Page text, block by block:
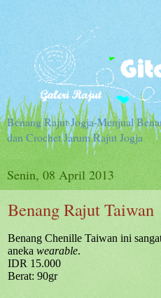
Benang Rajut Jogja-Menjual
dan Crochet Jarum Rajut Jogja
Senin, 08 April 2013
Benang Rajut Taiwan
Benang Chenille Taiwan ini
aneka wearable.
IDR 15.000
Berat: 90gr